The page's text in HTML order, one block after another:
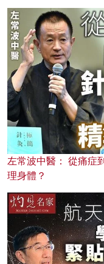
左常波中醫： 從痛症
理身體？